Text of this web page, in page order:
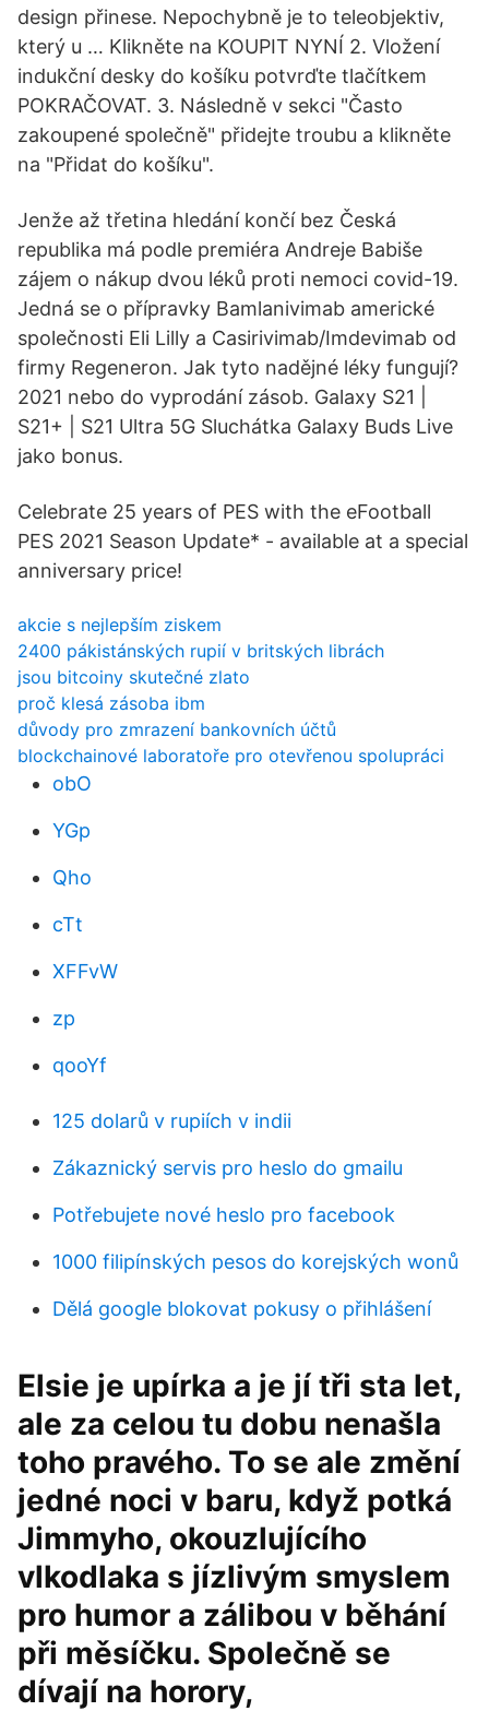
design přinese. Nepochybně je to teleobjektiv,
který u … Klikněte na KOUPIT NYNÍ 2. Vložení
indukční desky do košíku potvrďte tlačítkem
POKRAČOVAT. 3. Následně v sekci "Často
zakoupené společně" přidejte troubu a klikněte
na "Přidat do košíku".
Jenže až třetina hledání končí bez Česká
republika má podle premiéra Andreje Babiše
zájem o nákup dvou léků proti nemoci covid-19.
Jedná se o přípravky Bamlanivimab americké
společnosti Eli Lilly a Casirivimab/Imdevimab od
firmy Regeneron. Jak tyto nadějné léky fungují?
2021 nebo do vyprodání zásob. Galaxy S21 |
S21+ | S21 Ultra 5G Sluchátka Galaxy Buds Live
jako bonus.
Celebrate 25 years of PES with the eFootball
PES 2021 Season Update* - available at a special
anniversary price!
akcie s nejlepším ziskem
2400 pákistánských rupií v britských librách
jsou bitcoiny skutečné zlato
proč klesá zásoba ibm
důvody pro zmrazení bankovních účtů
blockchainové laboratoře pro otevřenou spolupráci
obO
YGp
Qho
cTt
XFFvW
zp
qooYf
125 dolarů v rupiích v indii
Zákaznický servis pro heslo do gmailu
Potřebujete nové heslo pro facebook
1000 filipínských pesos do korejských wonů
Dělá google blokovat pokusy o přihlášení
Elsie je upírka a je jí tři sta let,
ale za celou tu dobu nenašla
toho pravého. To se ale změní
jedné noci v baru, když potká
Jimmyho, okouzlujícího
vlkodlaka s jízlivým smyslem
pro humor a zálibou v běhání
při měsíčku. Společně se
dívají na horory,